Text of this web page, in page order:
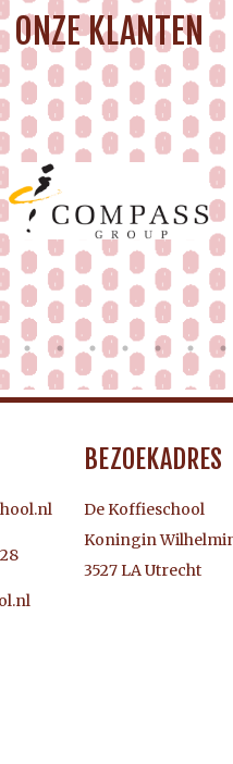
ONZE KLANTEN
BEZOEKADRES
De Koffieschool
Koningin
3527 LA Utrecht